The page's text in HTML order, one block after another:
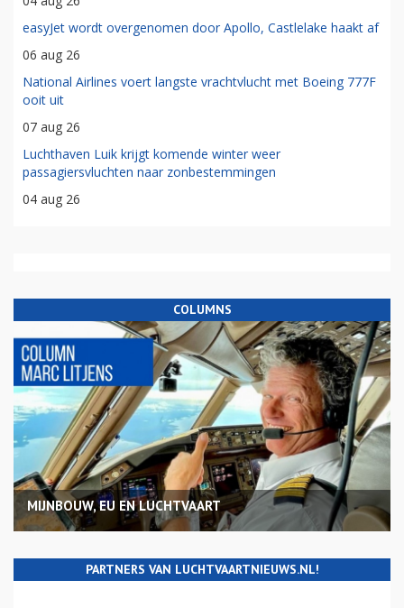
easyJet wordt overgenomen door Apollo, Castlelake haakt af
06 aug 26
National Airlines voert langste vrachtvlucht met Boeing 777F
ooit uit
07 aug 26
Luchthaven Luik krijgt komende winter weer
passagiersvluchten naar zonbestemmingen
04 aug 26
COLUMNS
MIJNBOUW, EU EN LUCHTVAART
PARTNERS VAN LUCHTVAARTNIEUWS.NL!